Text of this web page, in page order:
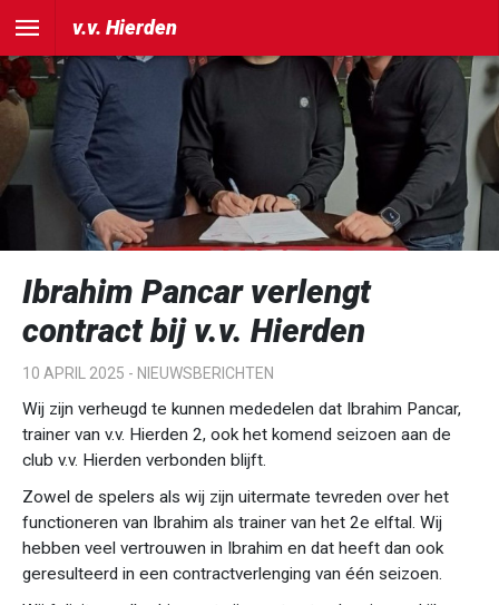
v.v. Hierden
Ibrahim Pancar verlengt
contract bij v.v. Hierden
10 APRIL 2025 - NIEUWSBERICHTEN
Wij zijn verheugd te kunnen mededelen dat Ibrahim Pancar,
trainer van v.v. Hierden 2, ook het komend seizoen aan de
club v.v. Hierden verbonden blijft.
Zowel de spelers als wij zijn uitermate tevreden over het
functioneren van Ibrahim als trainer van het 2e elftal. Wij
hebben veel vertrouwen in Ibrahim en dat heeft dan ook
geresulteerd in een contractverlenging van één seizoen.